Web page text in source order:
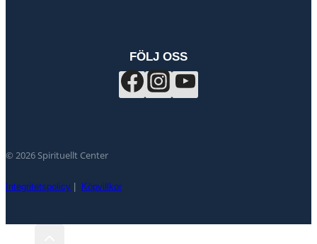
FÖLJ OSS
© 2026 Spirituellt Center
Integritetspolicy | Köpvillkor